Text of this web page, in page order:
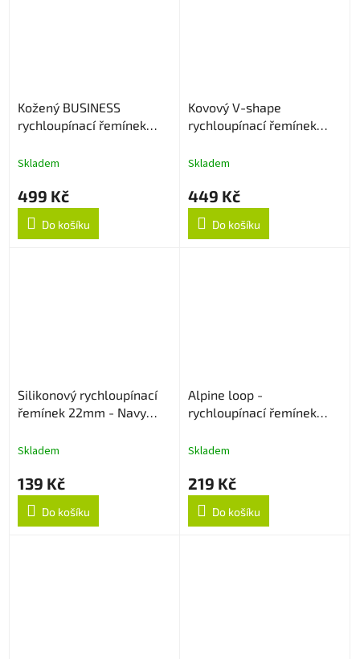
Kožený BUSINESS
rychloupínací řemínek
Skladem
499 Kč
Do košíku
Kovový V-shape
rychloupínací řemínek
Skladem
449 Kč
Do košíku
Silikonový rychloupínací
řemínek 22mm - Navy
Skladem
139 Kč
Do košíku
Alpine loop -
rychloupínací řemínek
Skladem
219 Kč
Do košíku